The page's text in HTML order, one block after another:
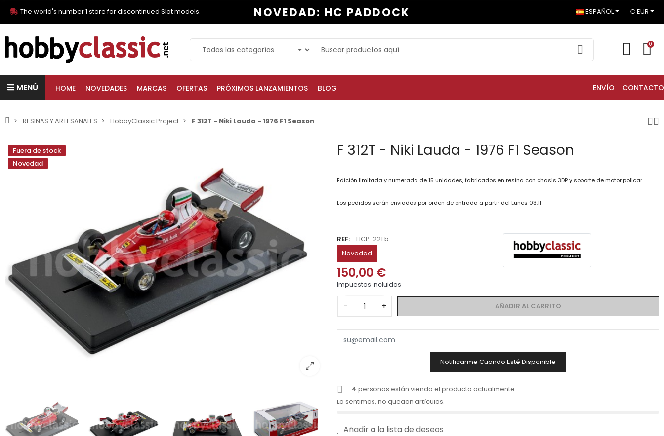
The world's number 1 store for discontinued Slot models. NOVEDAD: HC PADDOCK ESPAÑOL € EUR
0
MENÚ HOME NOVEDADES MARCAS OFERTAS PRÓXIMOS LANZAMIENTOS BLOG ENVÍO CONTACTO
RESINAS Y ARTESANALES HobbyClassic Project F 312T - Niki Lauda - 1976 F1 Season
Fuera de stock
Novedad
F 312T - Niki Lauda - 1976 F1 Season
Edición limitada y numerada de 15 unidades, fabricados en resina con chasis 3DP y soporte de motor policar.
Los pedidos serán enviados por orden de entrada a partir del Lunes 03.11
REF:
HCP-221.b
Novedad
150,00 €
Impuestos incluidos
− + AÑADIR AL CARRITO
Notificarme Cuando Esté Disponible
4 personas están viendo el producto actualmente
Lo sentimos, no quedan artículos.
Añadir a la lista de deseos